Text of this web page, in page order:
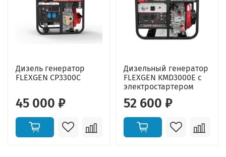
Дизель генератор
FLEXGEN CP3300C
45 000 ₽
Дизельный генератор
FLEXGEN KMD3000E с
электростартером
52 600 ₽